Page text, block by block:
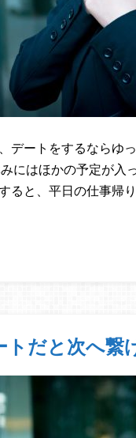
デートをするならゆ
にはほかの予定が
ると、平日の仕事帰
トだと次へ繋